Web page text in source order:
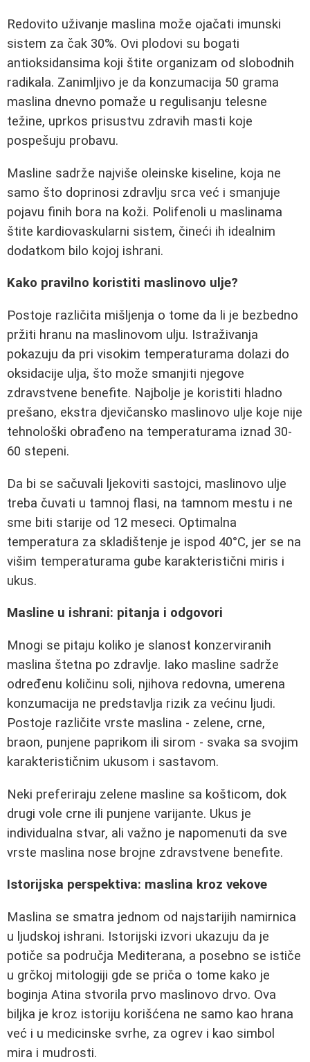
Redovito uživanje maslina može ojačati imunski
sistem za čak 30%. Ovi plodovi su bogati
antioksidansima koji štite organizam od slobodnih
radikala. Zanimljivo je da konzumacija 50 grama
maslina dnevno pomaže u regulisanju telesne
težine, uprkos prisustvu zdravih masti koje
pospešuju probavu.
Masline sadrže najviše oleinske kiseline, koja ne
samo što doprinosi zdravlju srca već i smanjuje
pojavu finih bora na koži. Polifenoli u maslinama
štite kardiovaskularni sistem, čineći ih idealnim
dodatkom bilo kojoj ishrani.
Kako pravilno koristiti maslinovo ulje?
Postoje različita mišljenja o tome da li je bezbedno
pržiti hranu na maslinovom ulju. Istraživanja
pokazuju da pri visokim temperaturama dolazi do
oksidacije ulja, što može smanjiti njegove
zdravstvene benefite. Najbolje je koristiti hladno
prešano, ekstra djevičansko maslinovo ulje koje nije
tehnološki obrađeno na temperaturama iznad 30-
60 stepeni.
Da bi se sačuvali ljekoviti sastojci, maslinovo ulje
treba čuvati u tamnoj flasi, na tamnom mestu i ne
sme biti starije od 12 meseci. Optimalna
temperatura za skladištenje je ispod 40°C, jer se na
višim temperaturama gube karakteristični miris i
ukus.
Masline u ishrani: pitanja i odgovori
Mnogi se pitaju koliko je slanost konzerviranih
maslina štetna po zdravlje. Iako masline sadrže
određenu količinu soli, njihova redovna, umerena
konzumacija ne predstavlja rizik za većinu ljudi.
Postoje različite vrste maslina - zelene, crne,
braon, punjene paprikom ili sirom - svaka sa svojim
karakterističnim ukusom i sastavom.
Neki preferiraju zelene masline sa košticom, dok
drugi vole crne ili punjene varijante. Ukus je
individualna stvar, ali važno je napomenuti da sve
vrste maslina nose brojne zdravstvene benefite.
Istorijska perspektiva: maslina kroz vekove
Maslina se smatra jednom od najstarijih namirnica
u ljudskoj ishrani. Istorijski izvori ukazuju da je
potiče sa područja Mediterana, a posebno se ističe
u grčkoj mitologiji gde se priča o tome kako je
boginja Atina stvorila prvo maslinovo drvo. Ova
biljka je kroz istoriju korišćena ne samo kao hrana
već i u medicinske svrhe, za ogrev i kao simbol
mira i mudrosti.